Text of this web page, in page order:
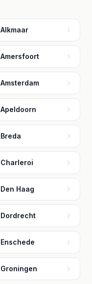
Alkmaar
Amersfoort
Amsterdam
Apeldoorn
Breda
Charleroi
Den Haag
Dordrecht
Enschede
Groningen